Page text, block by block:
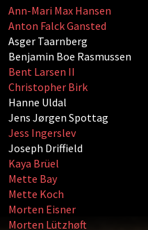
Ann-Mari Max Hansen
Anton Falck Gansted
Asger Taarnberg
Benjamin Boe Rasmussen
Bent Larsen II
Christopher Birk
Hanne Uldal
Jens Jørgen Spottag
Jess Ingerslev
Joseph Driffield
Kaya Brüel
Mette Bay
Mette Koch
Morten Eisner
Morten Lützhøft